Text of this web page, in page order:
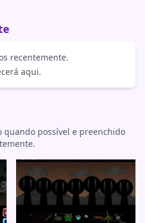
recentemente.
aqui.
quando possível e preenchido